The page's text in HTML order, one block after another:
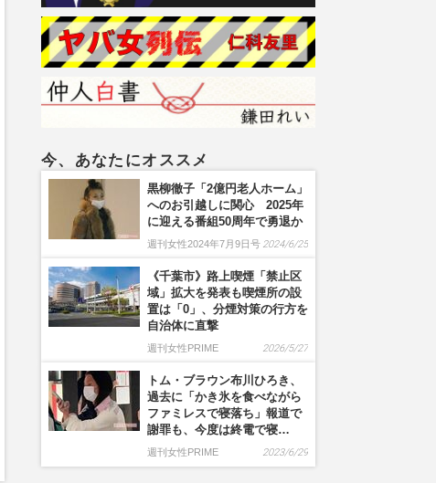
今、あなたにオススメ
黒柳徹子「2億円老人ホーム」
へのお引越しに関心 2025年
に迎える番組50周年で勇退か
週刊女性2024年7月9日号 2024/6/25
《千葉市》路上喫煙「禁止区
域」拡大を発表も喫煙所の設
置は「0」、分煙対策の行方を
自治体に直撃
週刊女性PRIME 2026/5/27
トム・ブラウン布川ひろき、
過去に「かき氷を食べながら
ファミレスで寝落ち」報道で
謝罪も、今度は終電で寝…
週刊女性PRIME 2023/6/29